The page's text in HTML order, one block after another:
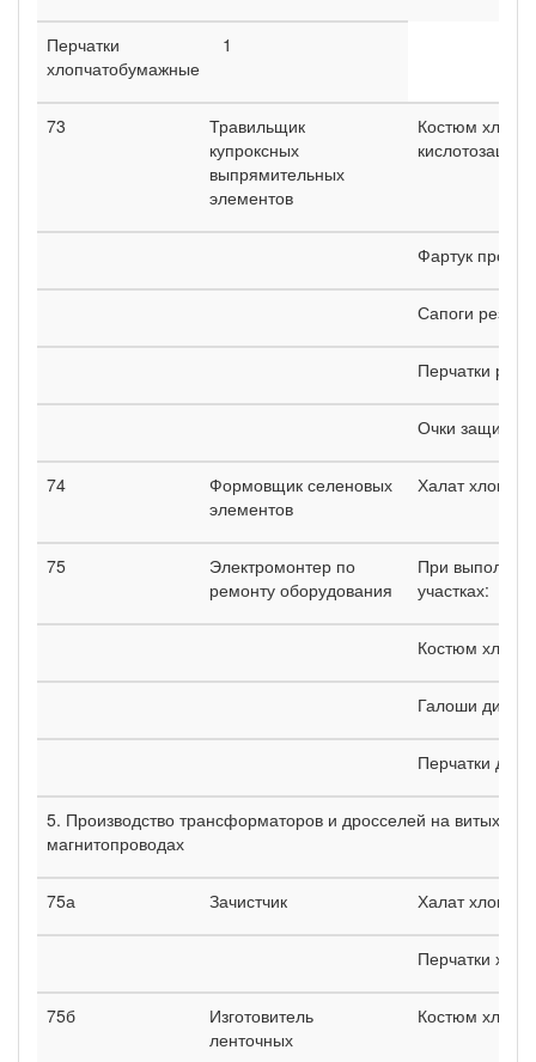
Перчатки
хлопчатобумажные
1
73
Травильщик
купроксных
выпрямительных
элементов
Костюм
Фартук
Сапоги
Перчатки
Очки
74
Формовщик селеновых
элементов
Халат
75
Электромонтер по
ремонту оборудования
При
участках:
Костюм
Галоши
Перчатки
5. Производство трансформаторов и дросселей на витых
магнитопроводах
75а Зачистчик Халат
Перчатки
75б
Изготовитель
ленточных
Костюм